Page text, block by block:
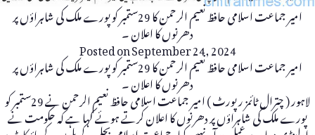
امیر جماعت اسلامی حافظ نعیم الرحمن کا 29ستمبر کو پورے ملک کی شاہراؤں پر
دھرنوں کا اعلان ۔
Posted onSeptember 24, 2024
امیر جماعت اسلامی حافظ نعیم الرحمن کا 29ستمبر کو پورے ملک کی شاہراؤں پر
دھرنوں کا اعلان ۔
لاہور ( چترال ٹائمز رپورٹ ) امیر جماعت اسلامی حافظ نعیم الرحمن نے 29ستمبر کو
پورے ملک کی شاہراؤں پر دھرنوں کا اعلان کرتے ہوئے کہا ہے کہ حکومت نے